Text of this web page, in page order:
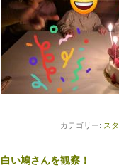
カテゴリー: ス
白い鳩さんを観察！